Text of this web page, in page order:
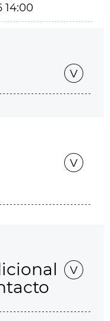
14:00